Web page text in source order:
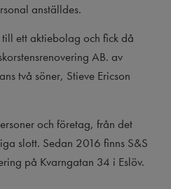
anställdes.
ett aktiebolag och fick då
AB. av
två söner, Stieve Ericson
och företag, från det
slott. Sedan 2016 finns S&S
på Kvarngatan 34 i Eslöv.